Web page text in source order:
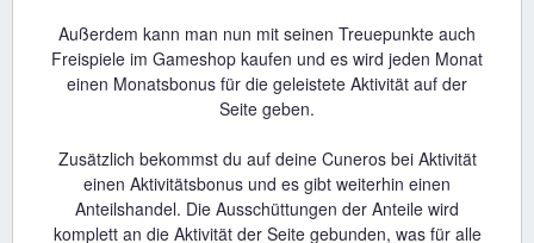
Außerdem kann man nun mit seinen Treuepunkte auch
Freispiele im Gameshop kaufen und es wird jeden Monat
einen Monatsbonus für die geleistete Aktivität auf der
Seite geben.
Zusätzlich bekommst du auf deine Cuneros bei Aktivität
einen Aktivitätsbonus und es gibt weiterhin einen
Anteilshandel. Die Ausschüttungen der Anteile wird
komplett an die Aktivität der Seite gebunden, was für alle